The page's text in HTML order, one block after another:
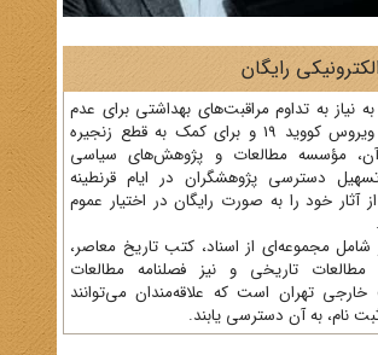
رایگان
نیاز به تداوم مراقبت‌های بهداشتی برای عدم
ابتلا به ویروس کووید 19 و برای کمک به قطع زنجیره
مؤسسه مطالعات و پژوهش‌های سیاسی
دسترسی پژوهشگران در ایام قرنطینه
آثار خود را به صورت رایگان در اختیار عموم
شامل مجموعه‌ای از اسناد، کتب تاریخ معاصر،
مطالعات تاریخی و نیز فصلنامه مطالعات
تهران است که علاقه‌مندان می‌توانند
نام، به آن دسترسی یابند.